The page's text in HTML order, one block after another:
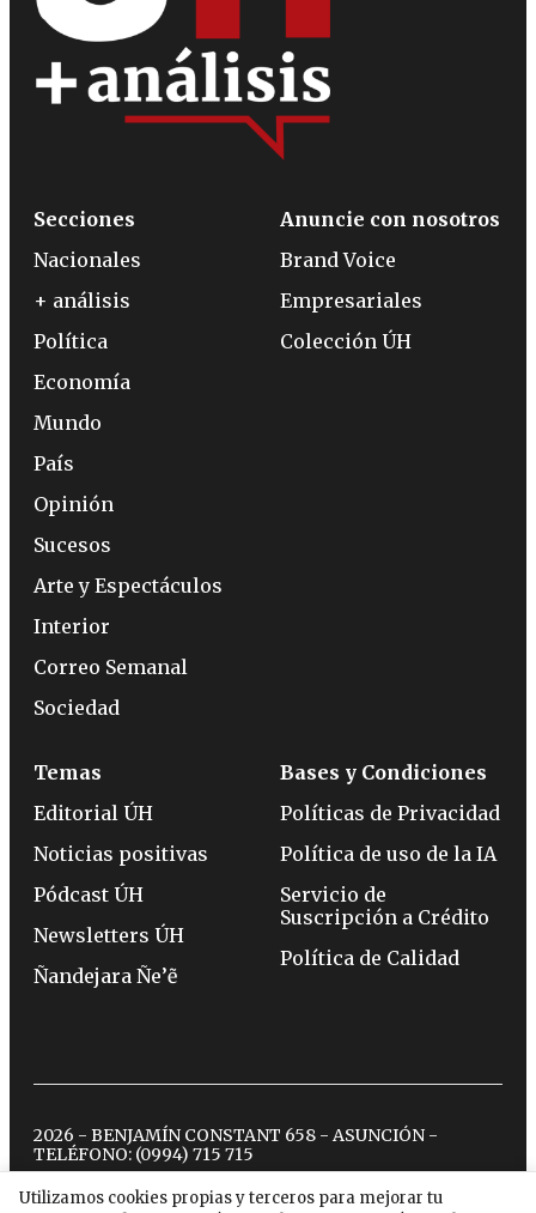
Utilizamos cookies propias y terceros para mejorar tu
Secciones
Nacionales
+ análisis
Política
Economía
Mundo
País
Opinión
Sucesos
Arte y Espectáculos
Interior
Correo Semanal
Sociedad
Anuncie con nosotros
Brand Voice
Empresariales
Colección ÚH
Temas
Editorial ÚH
Noticias positivas
Pódcast ÚH
Newsletters ÚH
Ñandejara Ñe’ẽ
Bases y Condiciones
Políticas de Privacidad
Política de uso de la IA
Servicio de
Suscripción a Crédito
Política de Calidad
2026 - BENJAMÍN CONSTANT 658 - ASUNCIÓN -
TELÉFONO: (0994) 715 715